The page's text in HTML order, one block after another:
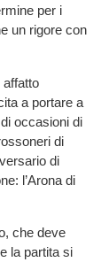
per i
un rigore con
affatto
a portare a
occasioni di
di
di
l’Arona di
che deve
la partita si